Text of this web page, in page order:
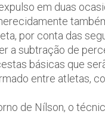
em duas
por conta das
a subtração de
básicas que
entre atletas,
de Nílson, o